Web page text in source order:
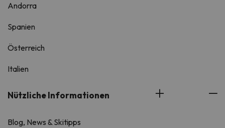
Andorra
Spanien
Österreich
Italien
Nützliche Informationen
Blog, News & Skitipps